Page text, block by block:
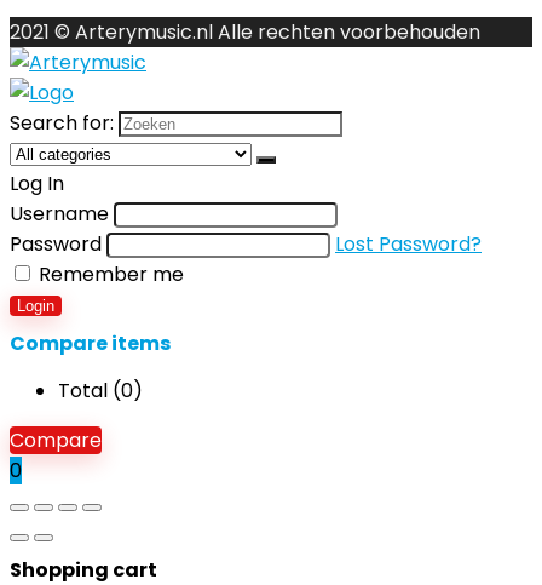
2021 © Arterymusic.nl Alle rechten voorbehouden
Search for:
Log In
Username
Password
Lost Password?
Remember me
Login
Compare items
Total (0)
Compare
0
Shopping cart